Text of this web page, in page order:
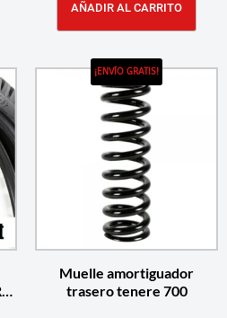
AÑADIR AL CARRITO
¡ENVÍO GRATIS!
Muelle amortiguador
trasero tenere 700